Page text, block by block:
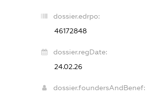
dossier.edrpo:
46172848
dossier.regDate:
24.02.26
dossier.foundersAndBenef: